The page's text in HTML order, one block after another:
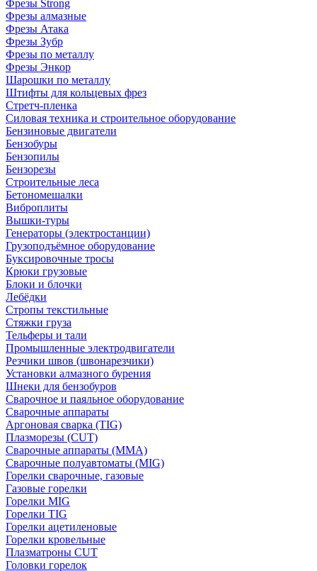
Фрезы Strong
Фрезы алмазные
Фрезы Атака
Фрезы Зубр
Фрезы по металлу
Фрезы Энкор
Шарошки по металлу
Штифты для кольцевых фрез
Стретч-пленка
Силовая техника и строительное оборудование
Бензиновые двигатели
Бензобуры
Бензопилы
Бензорезы
Строительные леса
Бетономешалки
Виброплиты
Вышки-туры
Генераторы (электростанции)
Грузоподъёмное оборудование
Буксировочные тросы
Крюки грузовые
Блоки и блочки
Лебёдки
Стропы текстильные
Стяжки груза
Тельферы и тали
Промышленные электродвигатели
Резчики швов (швонарезчики)
Установки алмазного бурения
Шнеки для бензобуров
Сварочное и паяльное оборудование
Сварочные аппараты
Аргоновая сварка (TIG)
Плазморезы (CUT)
Сварочные аппараты (MMA)
Сварочные полуавтоматы (MIG)
Горелки сварочные, газовые
Газовые горелки
Горелки MIG
Горелки TIG
Горелки ацетиленовые
Горелки кровельные
Плазматроны CUT
Головки горелок